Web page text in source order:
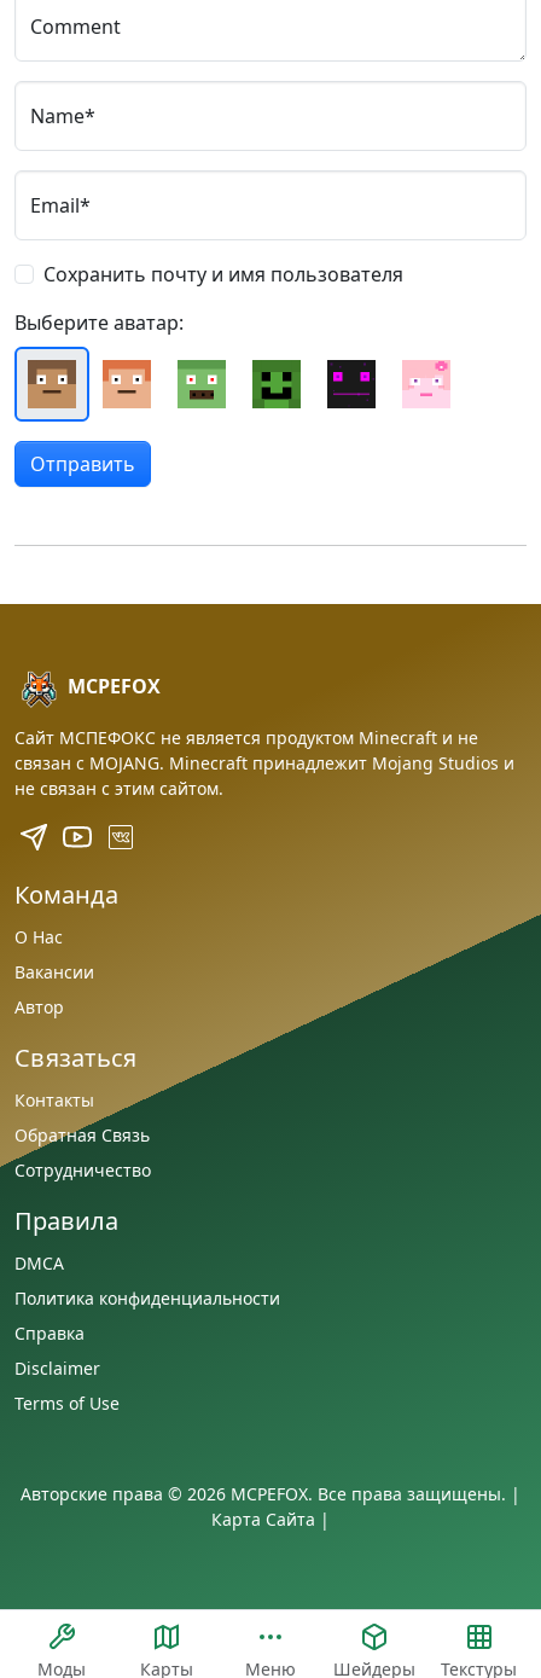
Моды Карты Меню Шейдеры Текстуры
Comment
Name*
Email*
Сохранить почту и имя пользователя
Выберите аватар:
MCPEFOX
Сайт МСПЕФОКС не является продуктом Minecraft и не
связан с MOJANG. Minecraft принадлежит Mojang Studios и
не связан с этим сайтом.
Команда
О Нас
Вакансии
Автор
Связаться
Контакты
Обратная Связь
Сотрудничество
Правила
DMCA
Политика конфиденциальности
Справка
Disclaimer
Terms of Use
Авторские права © 2026 MCPEFOX. Все права защищены. |
Карта Сайта |